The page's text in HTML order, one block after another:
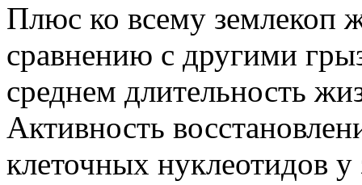
Плюс ко всему землекоп
сравнению с другими
среднем длительность
Активность
клеточных нуклеотидов